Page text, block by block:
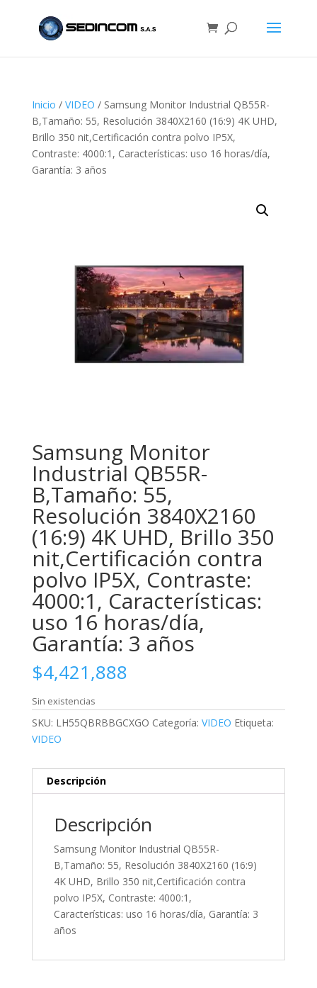
Inicio / VIDEO / Samsung Monitor Industrial QB55R-
B,Tamaño: 55, Resolución 3840X2160 (16:9) 4K UHD,
Brillo 350 nit,Certificación contra polvo IP5X,
Contraste: 4000:1, Características: uso 16 horas/día,
Garantía: 3 años
Samsung Monitor
Industrial QB55R-
B,Tamaño: 55,
Resolución 3840X2160
(16:9) 4K UHD, Brillo 350
nit,Certificación contra
polvo IP5X, Contraste:
4000:1, Características:
uso 16 horas/día,
Garantía: 3 años
$4,421,888
Sin existencias
SKU: LH55QBRBBGCXGO Categoría: VIDEO Etiqueta:
VIDEO
Descripción
Descripción
Samsung Monitor Industrial QB55R-
B,Tamaño: 55, Resolución 3840X2160 (16:9)
4K UHD, Brillo 350 nit,Certificación contra
polvo IP5X, Contraste: 4000:1,
Características: uso 16 horas/día, Garantía: 3
años